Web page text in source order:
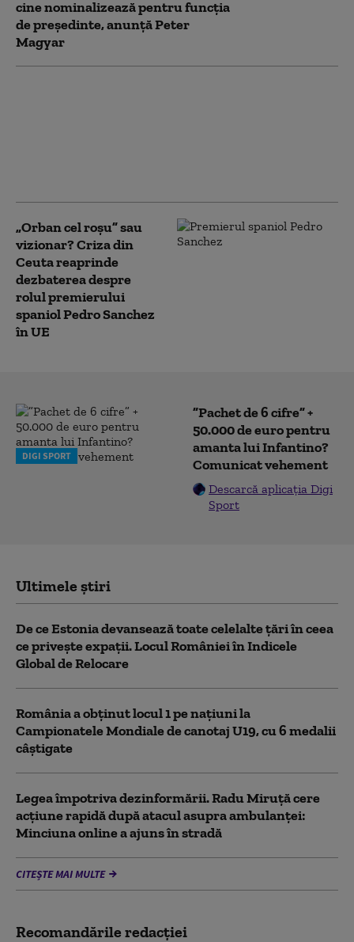
cine nominalizează pentru funcția
de președinte, anunță Peter
Magyar
„Orban cel roșu” sau
vizionar? Criza din
Ceuta reaprinde
dezbaterea despre
rolul premierului
spaniol Pedro Sanchez
în UE
DIGI SPORT
”Pachet de 6 cifre” +
50.000 de euro pentru
amanta lui Infantino?
Comunicat vehement
Descarcă aplicația Digi
Sport
Ultimele știri
De ce Estonia devansează toate celelalte țări în ceea
ce privește expații. Locul României în Indicele
Global de Relocare
România a obținut locul 1 pe naţiuni la
Campionatele Mondiale de canotaj U19, cu 6 medalii
câștigate
Legea împotriva dezinformării. Radu Miruță cere
acțiune rapidă după atacul asupra ambulanței:
Minciuna online a ajuns în stradă
CITEȘTE MAI MULTE
Recomandările redacţiei